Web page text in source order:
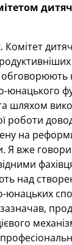
Комітет
юнацького
та шляхом
роботи
на
Я вже
над
юнацьких